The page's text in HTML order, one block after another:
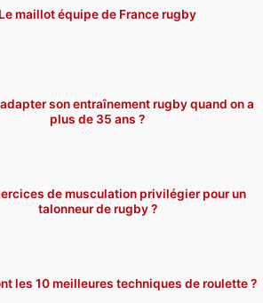
Le maillot équipe de France rugby
son entraînement rugby quand on a
plus de 35 ans ?
de musculation privilégier pour un
talonneur de rugby ?
les 10 meilleures techniques de roulette ?